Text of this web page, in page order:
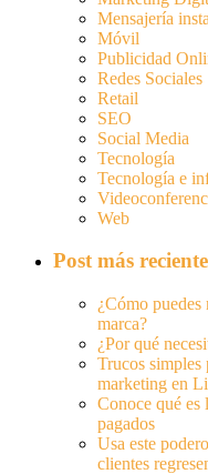
Mensajería
Móvil
Publicidad
Redes Sociales
Retail
SEO
Social Media
Tecnología
Tecnología e
Web
Post más
¿Cómo puedes
marca?
¿Por qué
Trucos simples
marketing en
Conoce qué es
pagados
Usa este
clientes